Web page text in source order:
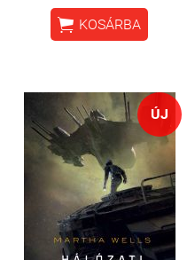
 KOSÁRBA
ÚJ